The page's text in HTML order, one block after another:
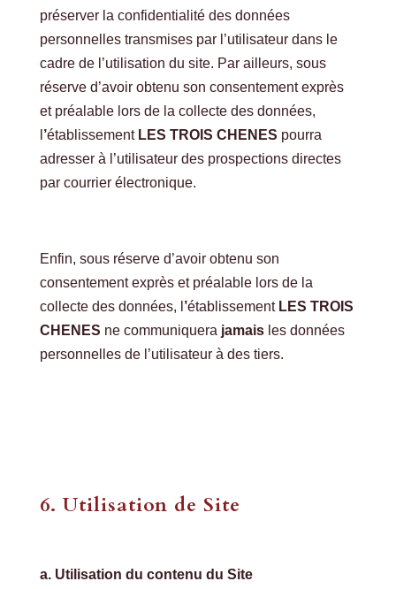
préserver la confidentialité des données
personnelles transmises par l’utilisateur dans le
cadre de l’utilisation du site. Par ailleurs, sous
réserve d’avoir obtenu son consentement exprès
et préalable lors de la collecte des données,
’établissement LES TROIS CHENES pourra
adresser à l’utilisateur des prospections directes
par courrier électronique.
Enfin, sous réserve d’avoir obtenu son
consentement exprès et préalable lors de la
collecte des données, l ’établissement LES TROIS
CHENES ne communiquera jamais les données
personnelles de l’utilisateur à des tiers.
6. Utilisation de Site
a. Utilisation du contenu du Site